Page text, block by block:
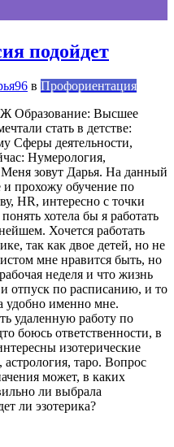
подойдет
в Профориентация
Ж Образование: Высшее
стать в детстве:
Сферы деятельности,
Нумерология,
зовут Дарья. На данный
и прохожу обучение по
HR, интересно с точки
хотела бы я работать
Хочется работать
так как двое детей, но не
мне нравится быть, но
неделя и что жизнь
отпуск по расписанию, и то
удобно именно мне.
удаленную работу по
боюсь ответственности, в
изотерические
таро. Вопрос
может, в каких
ли выбрала
ли эзотерика?